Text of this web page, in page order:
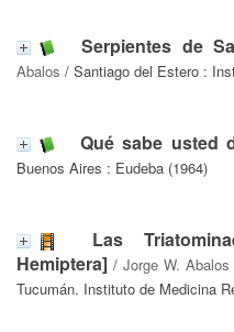
Serpientes de
Abalos / Santiago del Estero :
Qué sabe usted
Buenos Aires : Eudeba (1964)
Las
Hemiptera] /Jorge W. Abalos
Tucumán. Instituto de Medicina